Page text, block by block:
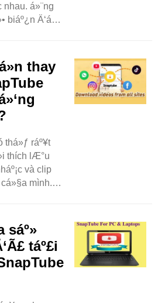
nhau. á»¨ng
biáº¿n Ä‘á»ƒ
nháº¡c và
phát
cháº¡m.
thay
thá»ƒ ráº¥t
thích lÆ°u
và clip
mình.
chá»n
ta sáº½
sáº»
táº£i